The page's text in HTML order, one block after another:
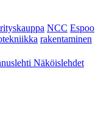
NCC Espoo
rakentaminen
Näköislehdet